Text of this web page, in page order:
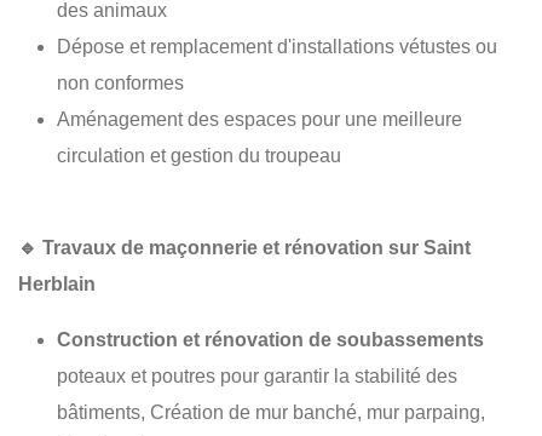
des animaux
Dépose et remplacement d'installations vétustes ou
non conformes
Aménagement des espaces pour une meilleure
circulation et gestion du troupeau
🔹 Travaux de maçonnerie et rénovation sur Saint
Herblain
Construction et rénovation de soubassements
poteaux et poutres pour garantir la stabilité des
bâtiments, Création de mur banché, mur parpaing,